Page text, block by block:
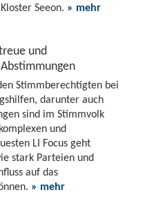
Seeon. » mehr
und
Stimmberechtigten bei
darunter auch
sind im Stimmvolk
und
LI Focus geht
stark Parteien und
auf das
» mehr